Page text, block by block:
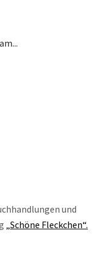
und
„Schöne Fleckchen“.